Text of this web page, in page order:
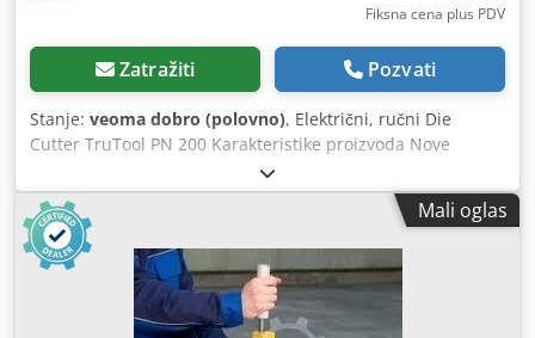
Fiksna cena plus PDV
Zatražiti Pozvati
Stanje: veoma dobro (polovno), Električni, ručni Die
Cutter TruTool PN 200 Karakteristike proizvoda Nove
vibracione makaze TruTool PN 200 prvenstveno se koriste
za sečenje CLU sekcija, trapeznog lima itd. Uređaj sa
kratkim alatom za obradu lima dubine profila do 85 mm i
za C-L-U profile. Takođe za valovite listove. Dsdpouhm E
Sofx Ak Uock Idealan za teško dostupna mesta. Smer rada
se može podesiti za 360 ° lako i bez alata u koracima od 45
stepeni. Vreme promene svedena na minimum Punch i
Mali oglas